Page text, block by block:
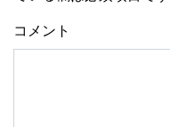
コメント